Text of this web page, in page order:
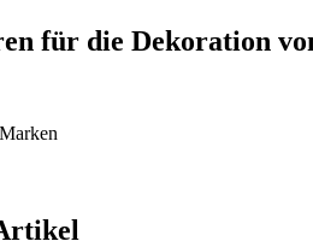
für die Dekoration
Marken